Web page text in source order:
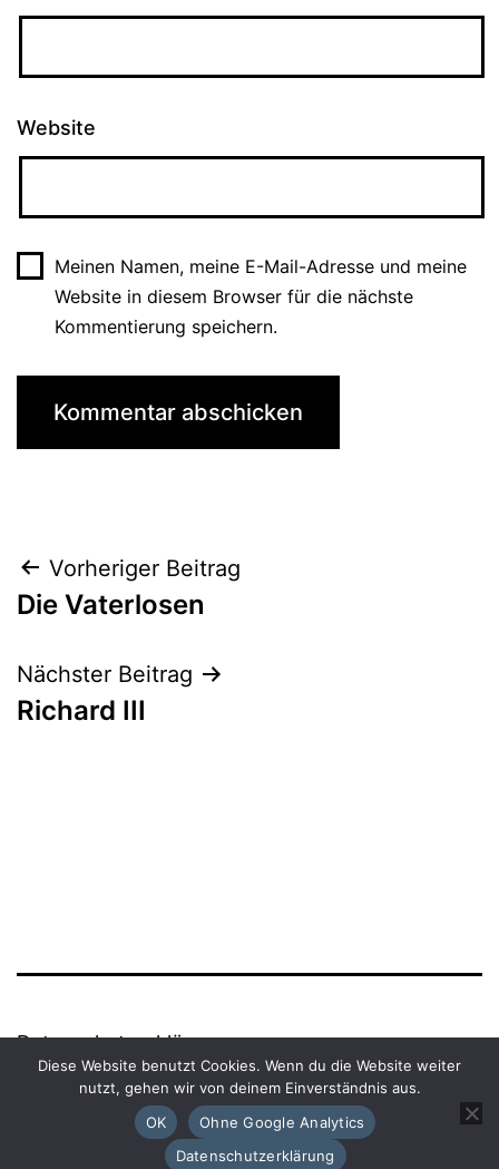
Website
Meinen Namen, meine E-Mail-Adresse und meine
Website in diesem Browser für die nächste
Kommentierung speichern.
Beitrags-
Navigation
Vorheriger Beitrag
Die Vaterlosen
Nächster Beitrag
Richard III
Datenschutzerklärung
Powered byWordPress.
Diese Website benutzt Cookies. Wenn du die Website weiter
nutzt, gehen wir von deinem Einverständnis aus.
OK
Ohne Google Analytics
Datenschutzerklärung